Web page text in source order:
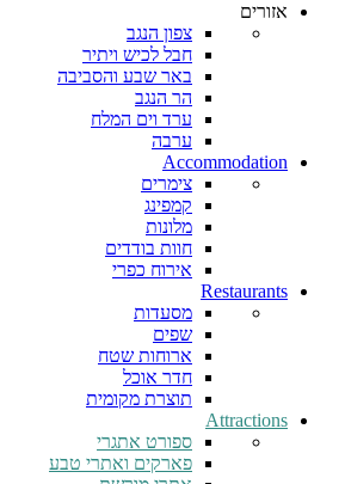
אזורים
צפון הנגב
חבל לכיש ויתיר
באר שבע והסביבה
הר הנגב
ערד וים המלח
ערבה
Accommodation
צימרים
קמפינג
מלונות
חוות בודדים
אירוח כפרי
Restaurants
מסעדות
שפים
ארוחות שטח
חדר אוכל
תוצרת מקומית
Attractions
ספורט אתגרי
פארקים ואתרי טבע